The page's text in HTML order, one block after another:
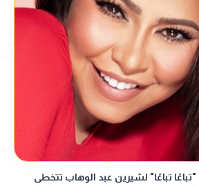
تباعًا" لشيرين عبد الوهاب تتخطى